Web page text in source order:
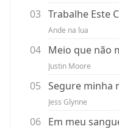
03 Trabalhe Este
Ande na lua
04 Meio que não
Justin Moore
05 Segure minha
Jess Glynne
06 Em meu